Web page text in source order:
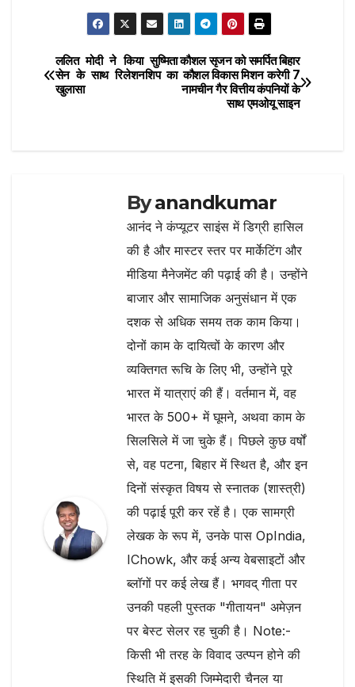
b
o
o
k
r
A
p
p
ra
m
h
ar
e
Post
navigation
कौशल सृजन को समर्पित बिहार
कौशल विकास मिशन करेगी 7
नामचीन गैर वित्तीय कंपनियों के
साथ एमओयू साइन
ललित मोदी ने किया सुष्मिता
सेन के साथ रिलेशनशिप का
खुलासा
Byanandkumar
आनंद ने कंप्यूटर साइंस में डिग्री हासिल
की है और मास्टर स्तर पर मार्केटिंग और
मीडिया मैनेजमेंट की पढ़ाई की है। उन्होंने
बाजार और सामाजिक अनुसंधान में एक
दशक से अधिक समय तक काम किया।
दोनों काम के दायित्वों के कारण और
व्यक्तिगत रूचि के लिए भी, उन्होंने पूरे
भारत में यात्राएं की हैं। वर्तमान में, वह
भारत के 500+ में घूमने, अथवा काम के
सिलसिले में जा चुके हैं। पिछले कुछ वर्षों
से, वह पटना, बिहार में स्थित है, और इन
दिनों संस्कृत विषय से स्नातक (शास्त्री)
की पढ़ाई पूरी कर रहें है। एक सामग्री
लेखक के रूप में, उनके पास OpIndia,
IChowk, और कई अन्य वेबसाइटों और
ब्लॉगों पर कई लेख हैं। भगवद् गीता पर
उनकी पहली पुस्तक "गीतायन" अमेज़न
पर बेस्ट सेलर रह चुकी है। Note:-
किसी भी तरह के विवाद उत्प्पन होने की
स्थिति में इसकी जिम्मेदारी चैनल या